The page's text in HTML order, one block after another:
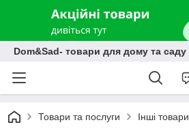
Dom&Sad- товари для дому та саду
Товари та послуги Інші товари